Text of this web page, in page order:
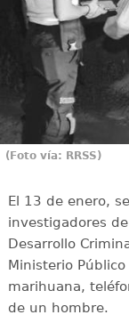
(Foto vía: RRSS)
El 13 de enero,
investigadores
Desarrollo
Ministerio
marihuana,
de un hombre.